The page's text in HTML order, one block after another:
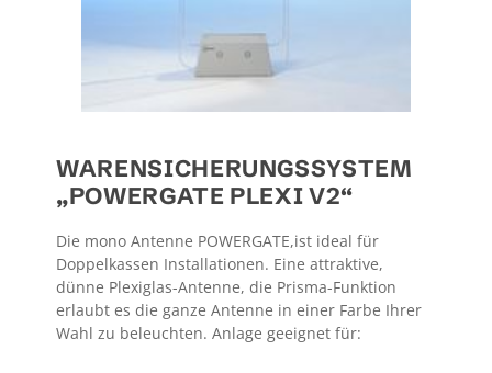
WARENSICHERUNGSSYSTEM
„POWERGATE PLEXI V2“
Die mono Antenne POWERGATE,ist ideal für
Doppelkassen Installationen. Eine attraktive,
dünne Plexiglas-Antenne, die Prisma-Funktion
erlaubt es die ganze Antenne in einer Farbe Ihrer
Wahl zu beleuchten. Anlage geeignet für: